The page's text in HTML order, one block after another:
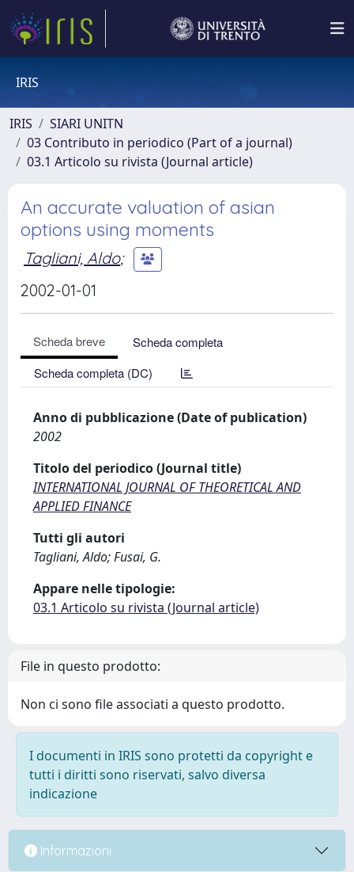
IRIS
IRIS
SIARI UNITN
03 Contributo in periodico (Part of a journal)
03.1 Articolo su rivista (Journal article)
An accurate valuation of asian
options using moments
Tagliani, Aldo;
2002-01-01
Scheda breve
Scheda completa
Scheda completa (DC)
Anno di pubblicazione (Date of publication)
2002
Titolo del periodico (Journal title)
INTERNATIONAL JOURNAL OF THEORETICAL AND
APPLIED FINANCE
Tutti gli autori
Tagliani, Aldo; Fusai, G.
Appare nelle tipologie:
03.1 Articolo su rivista (Journal article)
File in questo prodotto:
Non ci sono file associati a questo prodotto.
I documenti in IRIS sono protetti da copyright e
tutti i diritti sono riservati, salvo diversa
indicazione
Informazioni